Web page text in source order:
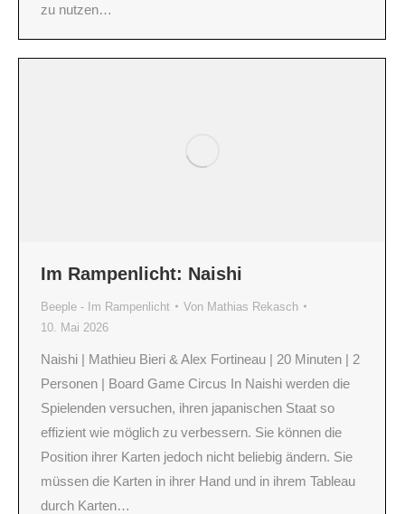
zu nutzen…
Im Rampenlicht: Naishi
Beeple - Im Rampenlicht Von Mathias Rekasch
10. Mai 2026
Naishi | Mathieu Bieri & Alex Fortineau | 20 Minuten | 2
Personen | Board Game Circus In Naishi werden die
Spielenden versuchen, ihren japanischen Staat so
effizient wie möglich zu verbessern. Sie können die
Position ihrer Karten jedoch nicht beliebig ändern. Sie
müssen die Karten in ihrer Hand und in ihrem Tableau
durch Karten…